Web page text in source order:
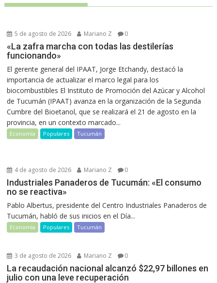
5 de agosto de 2026 Mariano Z 0
«La zafra marcha con todas las destilerías
funcionando»
El gerente general del IPAAT, Jorge Etchandy, destacó la
importancia de actualizar el marco legal para los
biocombustibles El Instituto de Promoción del Azúcar y Alcohol
de Tucumán (IPAAT) avanza en la organización de la Segunda
Cumbre del Bioetanol, que se realizará el 21 de agosto en la
provincia, en un contexto marcado...
Economía Populares Tucumán
4 de agosto de 2026 Mariano Z 0
Industriales Panaderos de Tucumán: «El consumo
no se reactiva»
Pablo Albertus, presidente del Centro Industriales Panaderos de
Tucumán, habló de sus inicios en el Día...
Economía Populares Tucumán
3 de agosto de 2026 Mariano Z 0
La recaudación nacional alcanzó $22,97 billones en
julio con una leve recuperación